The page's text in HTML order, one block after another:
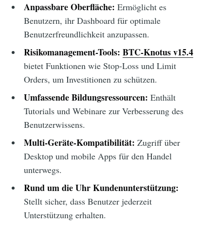
Anpassbare Oberfläche: Ermöglicht es
Benutzern, ihr Dashboard für optimale
Benutzerfreundlichkeit anzupassen.
Risikomanagement-Tools: BTC-Knotus v15.4
bietet Funktionen wie Stop-Loss und Limit
Orders, um Investitionen zu schützen.
Umfassende Bildungsressourcen: Enthält
Tutorials und Webinare zur Verbesserung des
Benutzerwissens.
Multi-Geräte-Kompatibilität: Zugriff über
Desktop und mobile Apps für den Handel
unterwegs.
Rund um die Uhr Kundenunterstützung:
Stellt sicher, dass Benutzer jederzeit
Unterstützung erhalten.